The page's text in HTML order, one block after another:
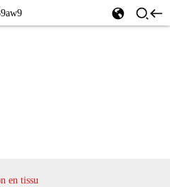
en tissu